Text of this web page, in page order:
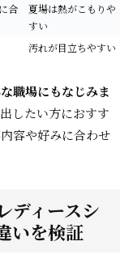
合
夏場は熱がこもりや
すい
汚れが目立ちやすい
職場にもなじみま
したい方におすす
容や好みに合わせ
ディースシ
いを検証